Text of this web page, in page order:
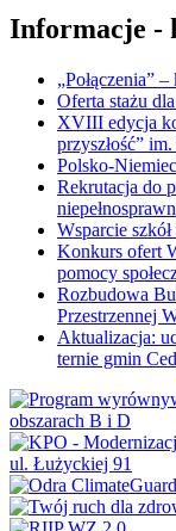
Informacje -
„Połączenia”
Oferta stażu
XVIII edycja
przyszłość”
Polsko-
Rekrutacja do
Wsparcie
Konkurs ofert
pomocy
Rozbudowa
Przestrzennej
Aktualizacja:
ternie gmin